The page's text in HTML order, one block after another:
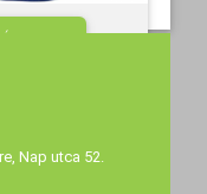
Nap utca 52.